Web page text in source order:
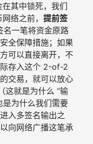
其中锁死，我们
络之前， 提前签
名一笔将资金原路
全保障措施；如果
可以直接离开，不
存入这个 2-of-2
交易，就可以放心
这就是为什么 “输
是为什么我们需要
入多签名输出之
向网络广播这笔承